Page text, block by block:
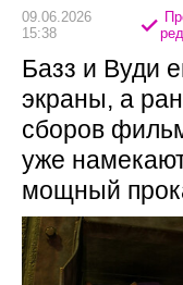
09.06.2026
15:38
Базз и Вуди
экраны, а
сборов
уже
мощный